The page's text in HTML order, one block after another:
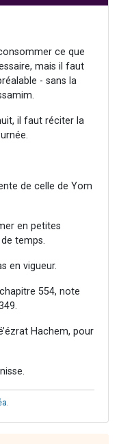
ce que
mais il faut
- sans la
il faut réciter la
de celle de Yom
en petites
temps.
en vigueur.
554, note
Hachem, pour
.